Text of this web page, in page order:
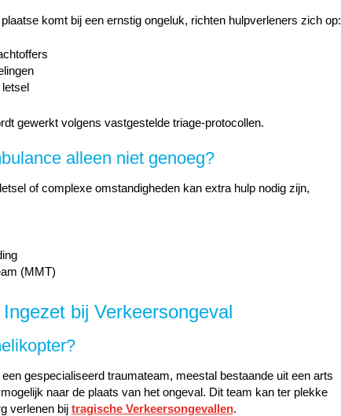
komt bij een ernstig ongeluk, richten hulpverleners zich op:
letsel
gewerkt volgens vastgestelde triage-protocollen.
alleen niet genoeg?
of complexe omstandigheden kan extra hulp nodig zijn,
(MMT)
bij Verkeersongeval
gespecialiseerd traumateam, meestal bestaande uit een arts
naar de plaats van het ongeval. Dit team kan ter plekke
verlenen bij tragische Verkeersongevallen.